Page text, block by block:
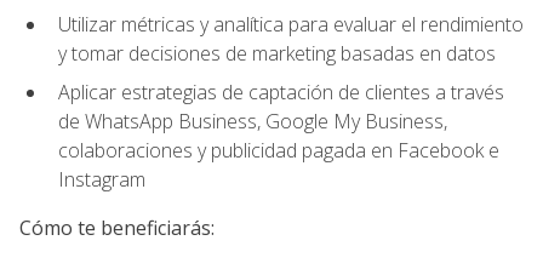
Utilizar métricas y analítica para evaluar el rendimiento
y tomar decisiones de marketing basadas en datos
Aplicar estrategias de captación de clientes a través
de WhatsApp Business, Google My Business,
colaboraciones y publicidad pagada en Facebook e
Instagram
Cómo te beneficiarás: